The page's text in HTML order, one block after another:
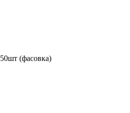
50шт (фасовка)